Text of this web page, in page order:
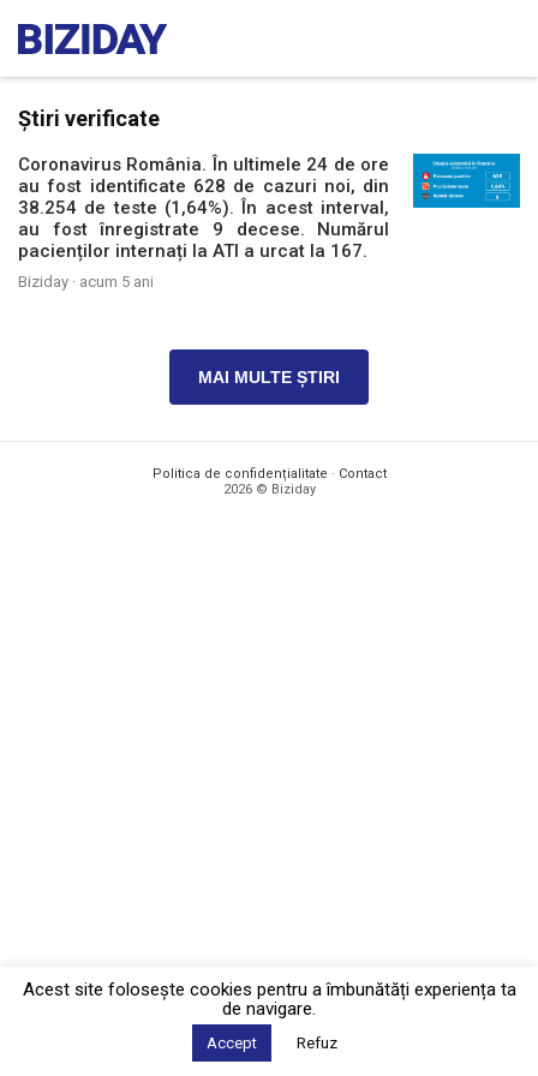
Știri verificate
Coronavirus România. În ultimele 24 de ore
au fost identificate 628 de cazuri noi, din
38.254 de teste (1,64%). În acest interval,
au fost înregistrate 9 decese. Numărul
pacienților internați la ATI a urcat la 167.
Biziday · acum 5 ani
MAI MULTE ȘTIRI
Politica de confidențialitate · Contact
2026 © Biziday
Acest site foloseşte cookies pentru a îmbunătăți experiența ta
de navigare.
Accept Refuz